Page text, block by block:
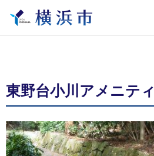
東野台小川アメニティ